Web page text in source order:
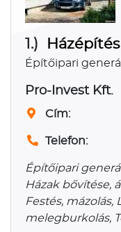
1.) Házépítés
Építőipari
Pro-Invest Kft.
Cím:
Telefon:
Építőipari
Házak bővítése,
Festés, mázolás,
melegburkolás,